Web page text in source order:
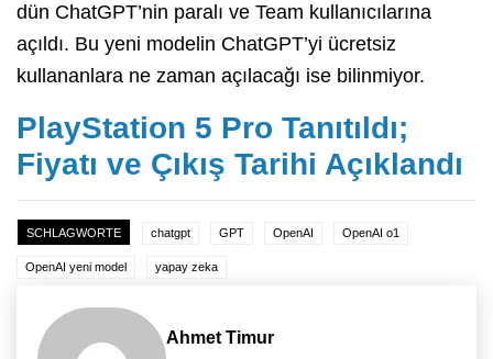
dün ChatGPT’nin paralı ve Team kullanıcılarına
açıldı. Bu yeni modelin ChatGPT’yi ücretsiz
kullananlara ne zaman açılacağı ise bilinmiyor.
PlayStation 5 Pro Tanıtıldı;
Fiyatı ve Çıkış Tarihi Açıklandı
SCHLAGWORTE chatgpt GPT OpenAI OpenAI o1
OpenAI yeni model yapay zeka
Ahmet Timur